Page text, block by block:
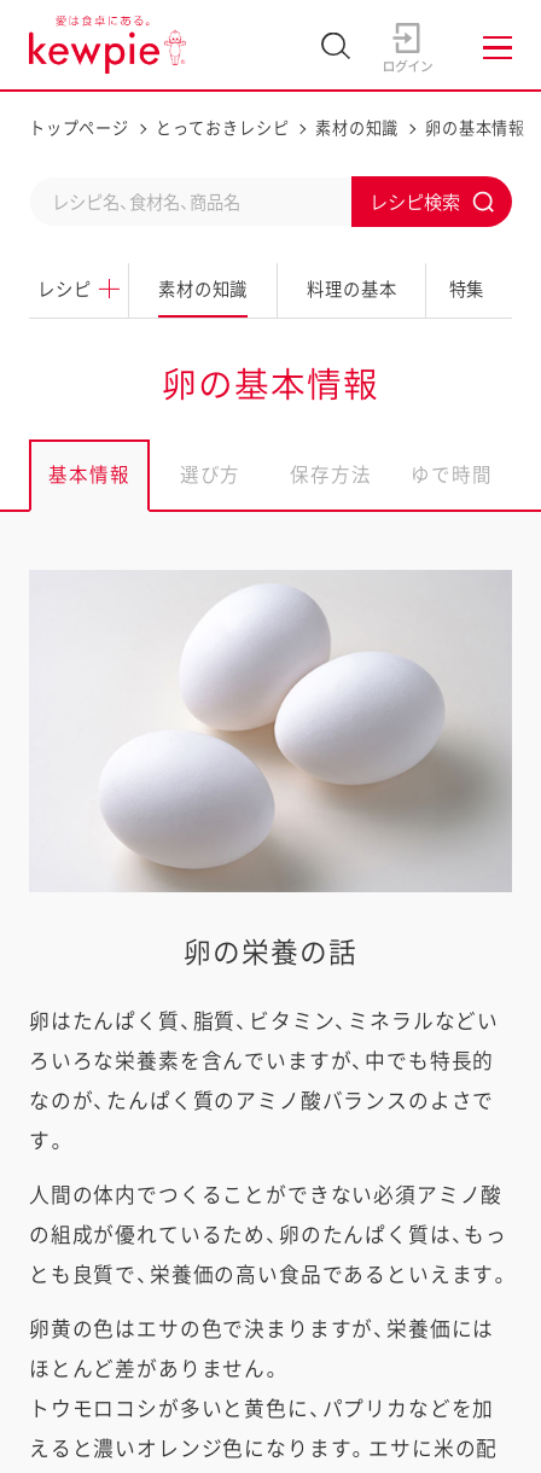
トップページ とっておきレシピ 素材の知識 卵の基本情報
レシピ 素材の知識 料理の基本 特集
d
t
s
b
i
t
卵の基本情報
基本情報 選び方 保存方法 ゆで時間
卵の栄養の話
卵はたんぱく質、脂質、ビタミン、ミネラルなどい
ろいろな栄養素を含んでいますが、中でも特長的
なのが、たんぱく質のアミノ酸バランスのよさで
す。
人間の体内でつくることができない必須アミノ酸
の組成が優れているため、卵のたんぱく質は、もっ
とも良質で、栄養価の高い食品であるといえます。
卵黄の色はエサの色で決まりますが、栄養価には
ほとんど差がありません。
トウモロコシが多いと黄色に、パプリカなどを加
えると濃いオレンジ色になります。エサに米の配